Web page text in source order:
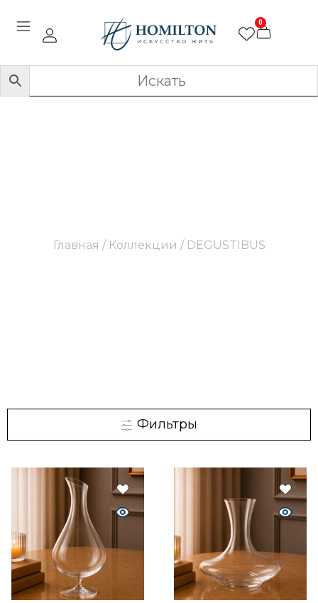
0
Главная / Коллекции / DEGUSTIBUS
Фильтры